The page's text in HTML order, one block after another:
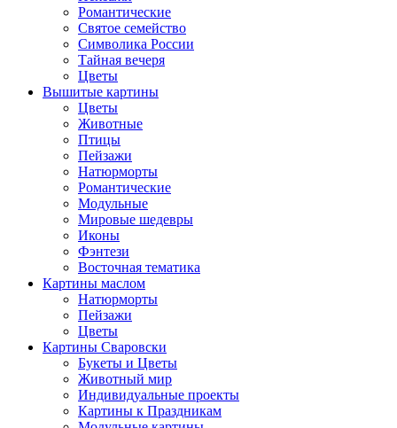
Романтические
Святое семейство
Символика России
Тайная вечеря
Цветы
Вышитые картины
Цветы
Животные
Птицы
Пейзажи
Натюрморты
Романтические
Модульные
Мировые шедевры
Иконы
Фэнтези
Восточная тематика
Картины маслом
Натюрморты
Пейзажи
Цветы
Картины Сваровски
Букеты и Цветы
Животный мир
Индивидуальные проекты
Картины к Праздникам